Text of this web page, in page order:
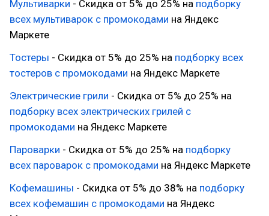
Мультиварки - Скидка от 5% до 25% на подборку
всех мультиварок с промокодами на Яндекс
Маркете
Тостеры - Скидка от 5% до 25% на подборку всех
тостеров с промокодами на Яндекс Маркете
Электрические грили - Скидка от 5% до 25% на
подборку всех электрических грилей с
промокодами на Яндекс Маркете
Пароварки - Скидка от 5% до 25% на подборку
всех пароварок с промокодами на Яндекс Маркете
Кофемашины - Скидка от 5% до 38% на подборку
всех кофемашин с промокодами на Яндекс